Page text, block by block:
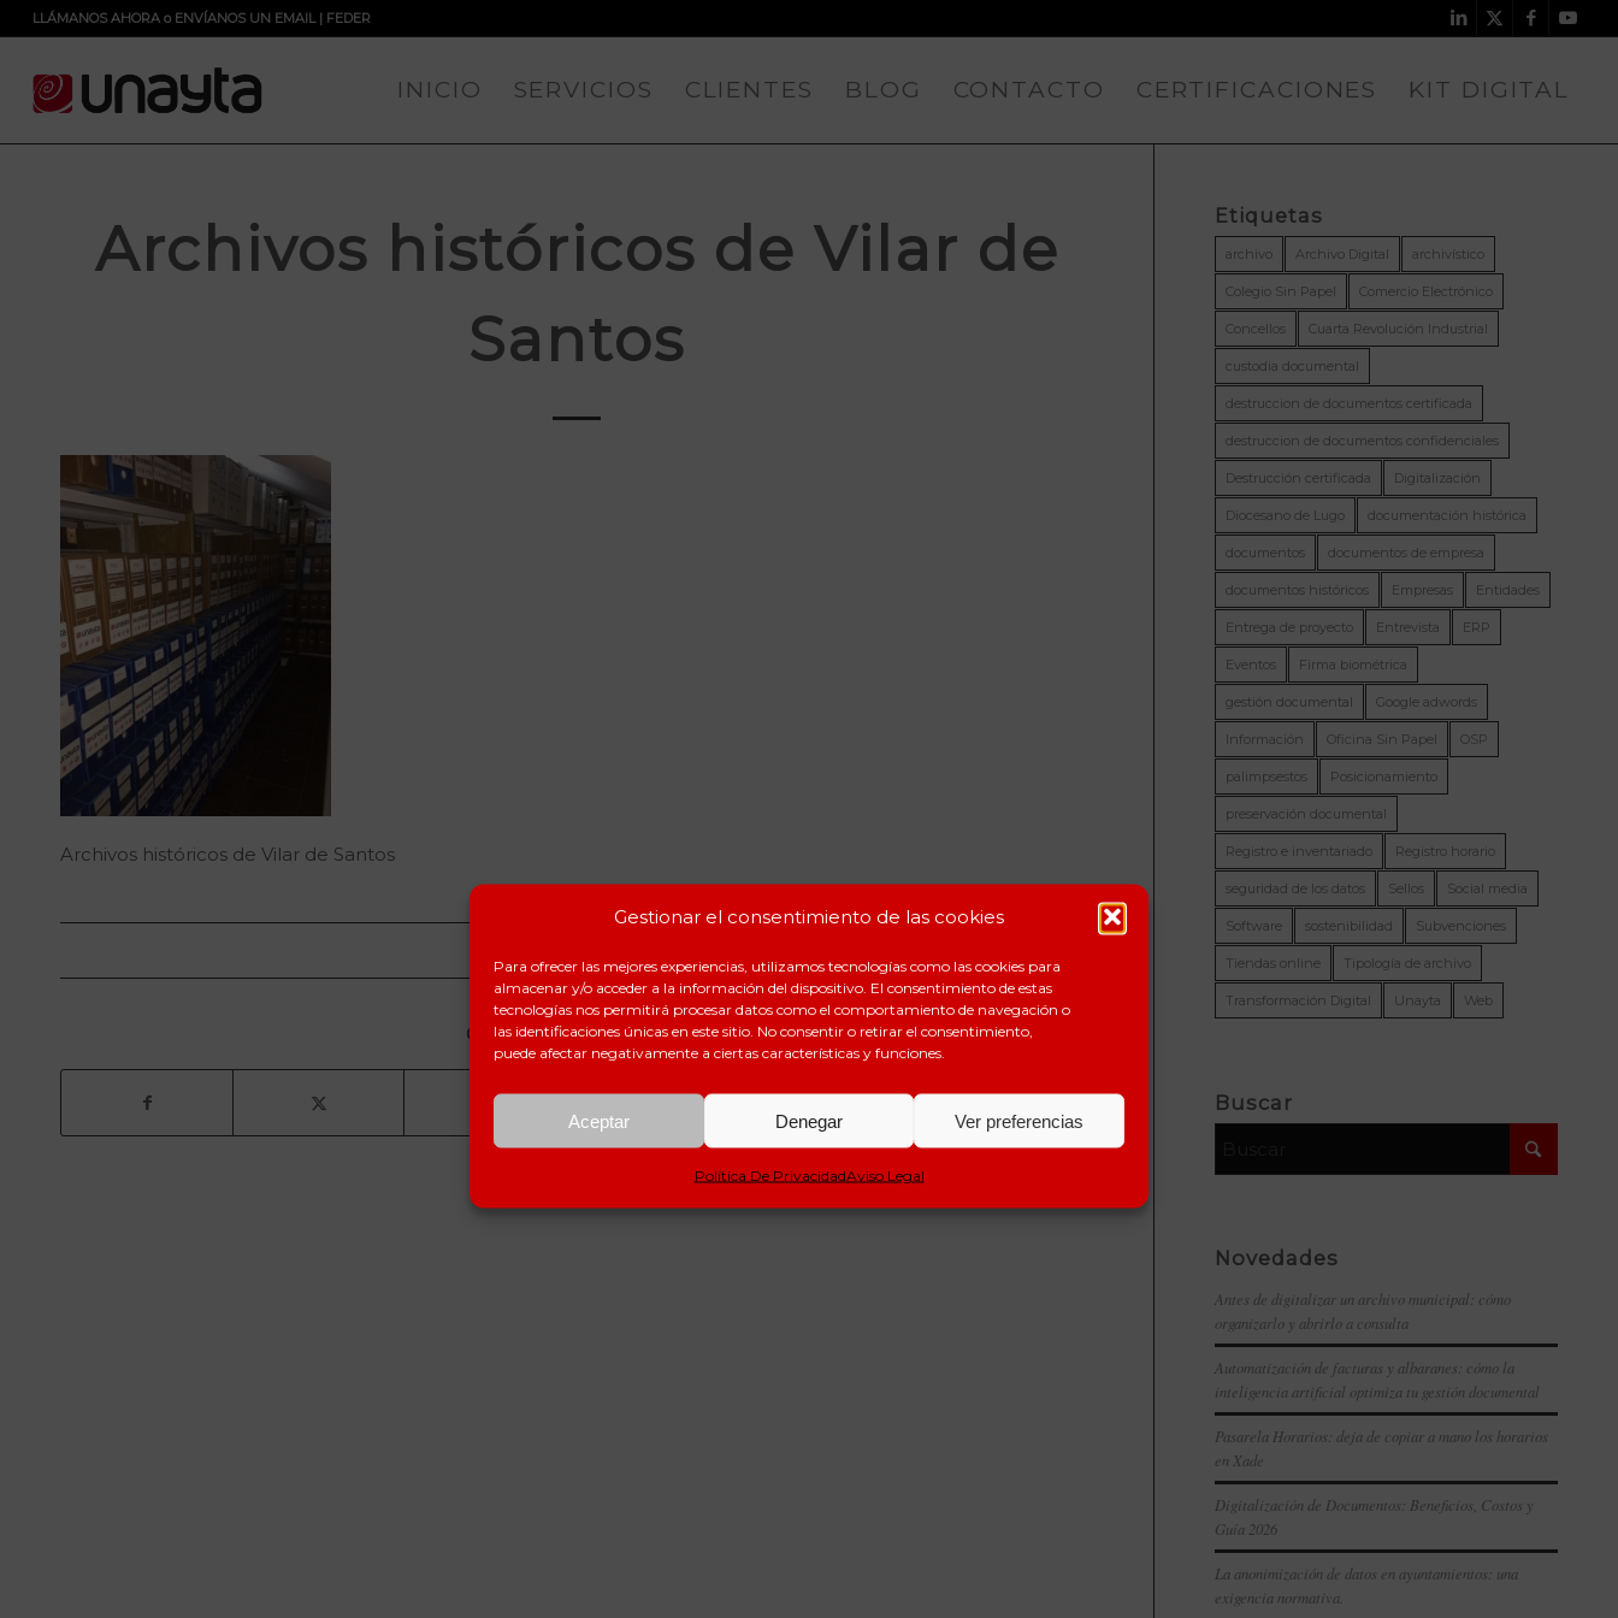
Gestionar el consentimiento de las cookies
Para ofrecer las mejores experiencias, utilizamos tecnologías como las cookies para
almacenar y/o acceder a la información del dispositivo. El consentimiento de estas
tecnologías nos permitirá procesar datos como el comportamiento de navegación o
las identificaciones únicas en este sitio. No consentir o retirar el consentimiento,
puede afectar negativamente a ciertas características y funciones.
Aceptar Denegar Ver preferencias
Política De PrivacidadAviso Legal
LLÁMANOS AHORAo ENVÍANOS UN EMAIL| FEDER
INICIO SERVICIOS CLIENTES BLOG CONTACTO CERTIFICACIONES KIT DIGITAL
Archivos históricos de Vilar de
Santos
Archivos históricos de Vilar de Santos
Compartir esta entrada
Etiquetas
archivo Archivo Digital archivístico
Colegio Sin Papel Comercio Electrónico
Concellos Cuarta Revolución Industrial
custodia documental
destruccion de documentos certificada
destruccion de documentos confidenciales
Destrucción certificada Digitalización
Diocesano de Lugo documentación histórica
documentos documentos de empresa
documentos históricos Empresas Entidades
Entrega de proyecto Entrevista ERP
Eventos Firma biométrica
gestión documental Google adwords
Información Oficina Sin Papel OSP
palimpsestos Posicionamiento
preservación documental
Registro e inventariado Registro horario
seguridad de los datos Sellos Social media
Software sostenibilidad Subvenciones
Tiendas online Tipología de archivo
Transformación Digital Unayta Web
Buscar
Novedades
Antes de digitalizar un archivo municipal: cómo
organizarlo y abrirlo a consulta
Automatización de facturas y albaranes: cómo la
inteligencia artificial optimiza tu gestión documental
Pasarela Horarios: deja de copiar a mano los horarios
en Xade
Digitalización de Documentos: Beneficios, Costos y
Guía 2026
La anonimización de datos en ayuntamientos: una
exigencia normativa.